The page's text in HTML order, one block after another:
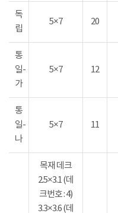
독
립
5×7 20
통
일-
가
5×7 12
통
일-
나
5×7 11
목재 데크
2.5×3.1 (데
크번호 : 4)
3.3×3.6 (데